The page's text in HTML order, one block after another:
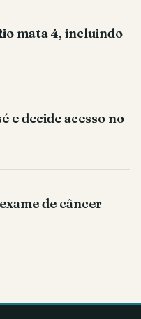
mata 4, incluindo
e decide acesso no
de câncer